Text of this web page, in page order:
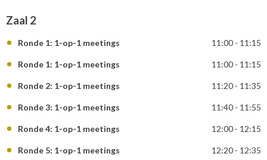
Zaal 2
Ronde 1: 1-op-1 meetings 11:00 - 11:15
Ronde 1: 1-op-1 meetings 11:00 - 11:15
Ronde 2: 1-op-1 meetings 11:20 - 11:35
Ronde 3: 1-op-1 meetings 11:40 - 11:55
Ronde 4: 1-op-1 meetings 12:00 - 12:15
Ronde 5: 1-op-1 meetings 12:20 - 12:35